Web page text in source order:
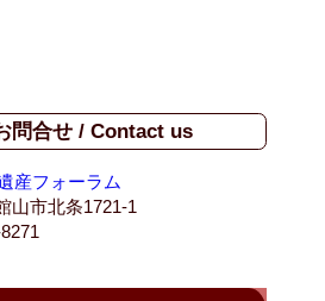
問合せ / Contact us
産フォーラム
山市北条1721-1